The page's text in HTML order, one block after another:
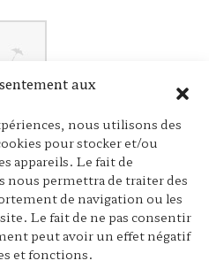
aux
nous utilisons des
pour stocker et/ou
appareils. Le fait de
nous permettra de traiter des
de navigation ou les
Le fait de ne pas consentir
peut avoir un effet négatif
et fonctions.